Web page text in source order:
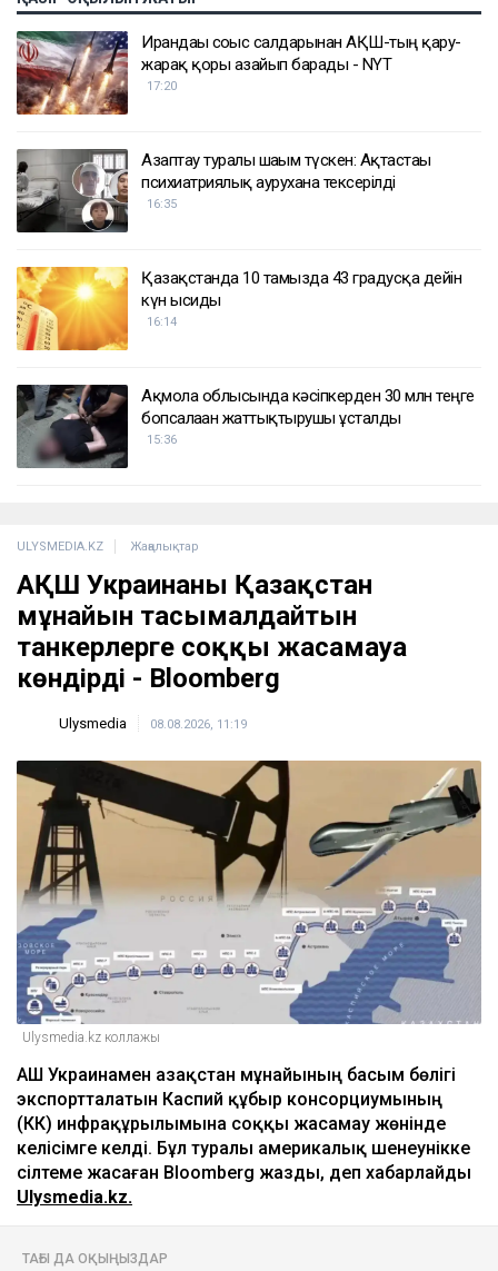
Ирандағы соғыс салдарынан АҚШ-тың қару-
жарақ қоры азайып барады - NYT
17:20
Азаптау туралы шағым түскен: Ақтастағы
психиатриялық аурухана тексерілді
16:35
Қазақстанда 10 тамызда 43 градусқа дейін
күн ысиды
16:14
Ақмола облысында кәсіпкерден 30 млн теңге
бопсалаған жаттықтырушы ұсталды
15:36
ULYSMEDIA.KZ Жаңалықтар
АҚШ Украинаны Қазақстан
мұнайын тасымалдайтын
танкерлерге соққы жасамауға
көндірді - Bloomberg
Ulysmedia 08.08.2026, 11:19
Ulysmedia.kz коллажы
АҚШ Украинамен Қазақстан мұнайының басым бөлігі
экспортталатын Каспий құбыр консорциумының
(КҚК) инфрақұрылымына соққы жасамау жөнінде
келісімге келді. Бұл туралы америкалық шенеунікке
сілтеме жасаған Bloomberg жазды, деп хабарлайды
Ulysmedia.kz.
ТАҒЫ ДА ОҚЫҢЫЗДАР